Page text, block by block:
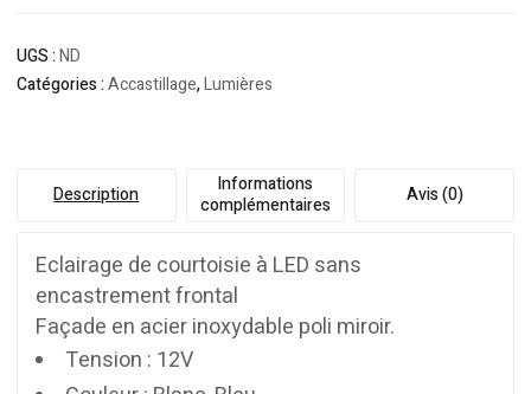
inoxydable
UGS :ND
Catégories :Accastillage,Lumières
Description
Informations
complémentaires
Avis (0)
Eclairage de courtoisie à LED sans
encastrement frontal
Façade en acier inoxydable poli miroir.
Tension : 12V